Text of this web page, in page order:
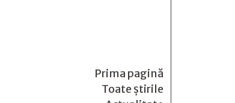
Prima pagină
Toate știrile